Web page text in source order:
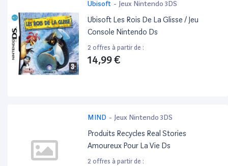
Ubisoft - Jeux Nintendo 3DS
Ubisoft Les Rois De La Glisse / Jeu
Console Nintendo Ds
2 offres à partir de :
14,99 €
MIND - Jeux Nintendo 3DS
Produits Recycles Real Stories
Amoureux Pour La Vie Ds
2 offres à partir de :